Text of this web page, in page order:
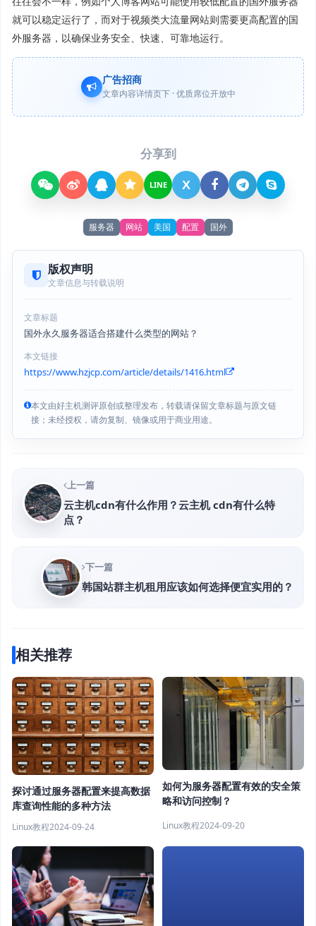
就可以稳定运行了，而对于视频类大流量网站则需要更高配置的国
外服务器，以确保业务安全、快速、可靠地运行。
广告招商
文章内容详情页下 · 优质席位开放中
分享到
LINE X
服务器 网站 美国 配置 国外
版权声明
文章信息与转载说明
文章标题
国外永久服务器适合搭建什么类型的网站？
本文链接
https://www.hzjcp.com/article/details/1416.html
本文由好主机测评原创或整理发布，转载请保留文章标题与原文链
接；未经授权，请勿复制、镜像或用于商业用途。
上一篇
云主机cdn有什么作用？云主机 cdn有什么特
点？
下一篇
韩国站群主机租用应该如何选择便宜实用的？
相关推荐
探讨通过服务器配置来提高数据
库查询性能的多种方法
Linux教程2024-09-24
如何为服务器配置有效的安全策
略和访问控制？
Linux教程2024-09-20